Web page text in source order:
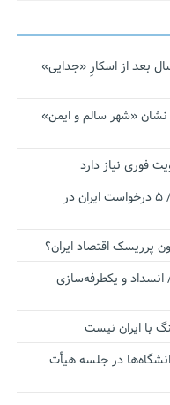
همچنان در آیینه است/ ۱۴ سال بعد از اسکارِ «جدایی»
«شهر سالم و ایمن»
فوری نیاز دارد
اقتدار ناوگروه ۱۰۳ در مأموریت‌ اقیانوسی/ ۵ درخواست ایران در
پرریسک اقتصاد ایران؟
و یکطرفه‌سازی
با ایران نیست
در جلسه هیأت